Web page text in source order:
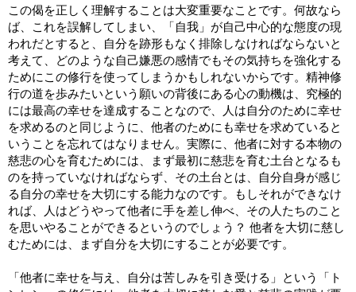
この偈を正しく理解することは大変重要なことです。何故なら
ば、これを誤解してしまい、「自我」が自己中心的な態度の現
われだとすると、自分を跡形もなく排除しなければならないと
考えて、どのような自己嫌悪の感情でもその気持ちを強化する
ためにこの修行を使ってしまうかもしれないからです。精神修
行の道を歩みたいという願いの背後にある心の動機は、究極的
には最高の幸せを達成することなので、人は自分のために幸せ
を求めるのと同じように、他者のためにも幸せを求めていると
いうことを忘れてはなりません。実際に、他者に対する本物の
慈悲の心を育むためには、まず最初に慈悲を育む土台となるも
のを持っていなければならず、その土台とは、自分自身が感じ
る自分の幸せを大切にする能力なのです。もしそれができなけ
れば、人はどうやって他者に手を差し伸べ、その人たちのこと
を思いやることができるというのでしょう？ 他者を大切に慈し
むためには、まず自分を大切にすることが必要です。
「他者に幸せを与え、自分は苦しみを引き受ける」という「ト